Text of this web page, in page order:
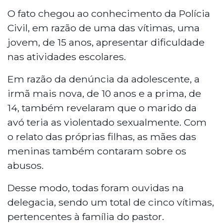
O fato chegou ao conhecimento da Polícia
Civil, em razão de uma das vítimas, uma
jovem, de 15 anos, apresentar dificuldade
nas atividades escolares.
Em razão da denúncia da adolescente, a
irmã mais nova, de 10 anos e a prima, de
14, também revelaram que o marido da
avó teria as violentado sexualmente. Com
o relato das próprias filhas, as mães das
meninas também contaram sobre os
abusos.
Desse modo, todas foram ouvidas na
delegacia, sendo um total de cinco vítimas,
pertencentes à família do pastor.